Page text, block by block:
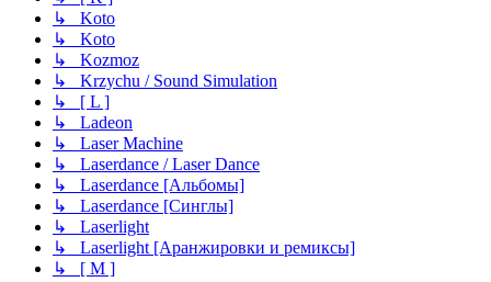
↳ Koto
↳ Koto
↳ Kozmoz
↳ Krzychu / Sound Simulation
↳ [ L ]
↳ Ladeon
↳ Laser Machine
↳ Laserdance / Laser Dance
↳ Laserdance [Альбомы]
↳ Laserdance [Синглы]
↳ Laserlight
↳ Laserlight [Аранжировки и ремиксы]
↳ [ M ]